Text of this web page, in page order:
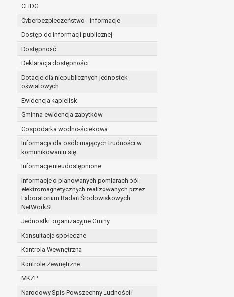
CEIDG
Cyberbezpieczeństwo - informacje
Dostęp do informacji publicznej
Dostępność
Deklaracja dostępności
Dotacje dla niepublicznych jednostek
oświatowych
Ewidencja kąpielisk
Gminna ewidencja zabytków
Gospodarka wodno-ściekowa
Informacja dla osób mających trudności w
komunikowaniu się
Informacje nieudostępnione
Informacje o planowanych pomiarach pól
elektromagnetycznych realizowanych przez
Laboratorium Badań Środowiskowych
NetWorkS!
Jednostki organizacyjne Gminy
Konsultacje społeczne
Kontrola Wewnętrzna
Kontrole Zewnętrzne
MKZP
Narodowy Spis Powszechny Ludności i
administratorowi bądź
niezbędność przetwarzania do celów
Z przyczyn związanych z Pani/Pana szczególną
on istnienie ważnych prawnie uzasadnionych
ustalenia, dochodzenia lub obrony roszczeń.
W przypadku gdy przetwarzanie danych osobowych
prawo do cofnięcia tej zgody w dowolnym momencie.
Przysługuje Pani/Panu prawo wniesienia skargi do
Organem właściwym do wniesienia skargi jest Prezes
W zależności od sfery, w której przetwarzane są dane
Pani/Pana dane nie będą poddawane